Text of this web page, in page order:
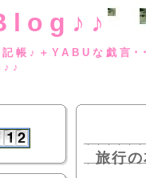
な日記帳♪
旅行